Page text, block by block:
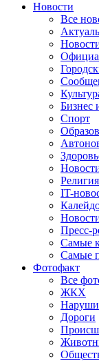
Новости
Все
Бизнес
Спорт
Религия
IT-
Пресс-
Самые
Самые
Фотофакт
Все
ЖКХ
Дороги